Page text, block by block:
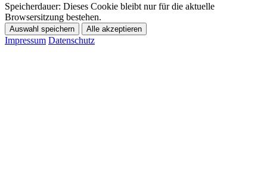
Speicherdauer: Dieses Cookie bleibt nur für die aktuelle
Browsersitzung bestehen.
Auswahl speichern Alle akzeptieren
Impressum Datenschutz